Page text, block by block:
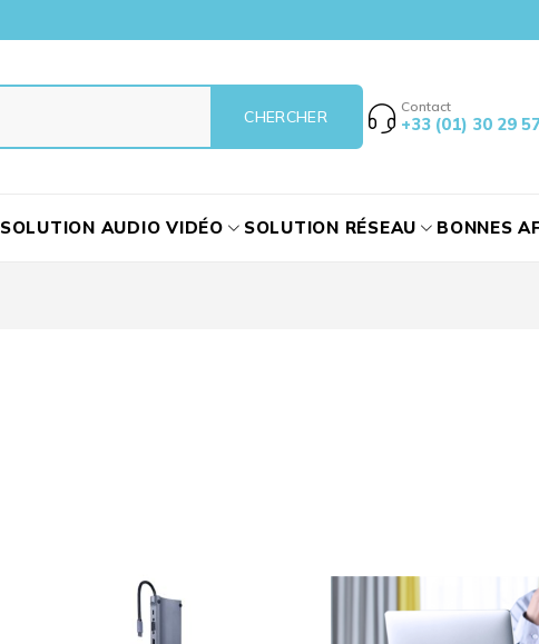
Contact
+33 (01) 30 29
SOLUTION AUDIO VIDÉO SOLUTION RÉSEAU BONNES